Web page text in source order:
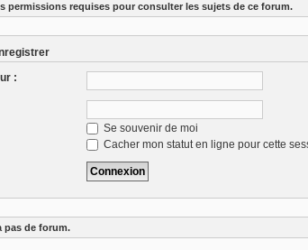
permissions requises pour consulter les sujets de ce forum.
:
Se souvenir de moi
Cacher mon statut en ligne pour cette
pas de forum.